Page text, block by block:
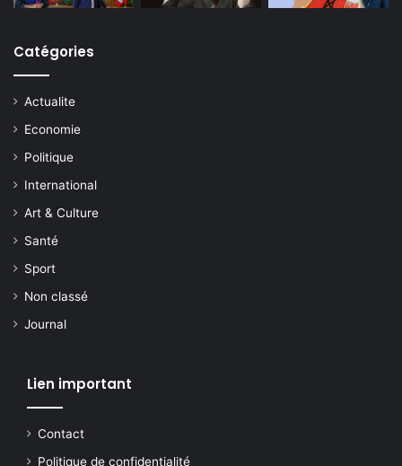
Catégories
Actualite
Economie
Politique
International
Art & Culture
Santé
Sport
Non classé
Journal
Lien important
Contact
Politique de confidentialité